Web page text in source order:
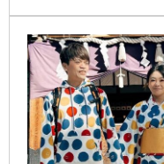
調，新聞內容未經查
重性羞辱與名譽損害
牽連，張喬瑜決心透
所有誹謗者追究到底
受無中生有的惡意指